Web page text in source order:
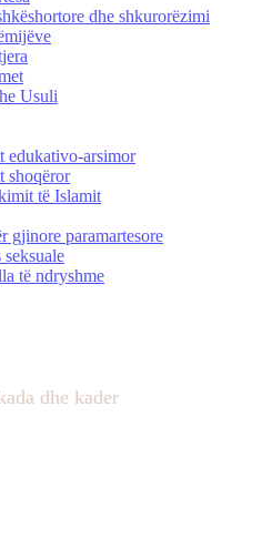
dhe shkurorëzimi
Usuli
edukativo-arsimor
shoqëror
të Islamit
gjinore paramartesore
seksuale
të ndryshme
dhe kader